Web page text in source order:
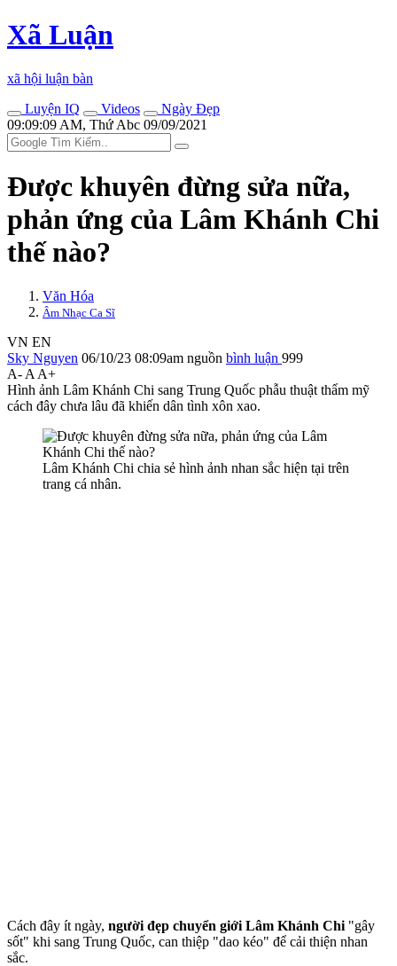
Xã Luận
xã hội luận bàn
Luyện IQ
Videos
Ngày Đẹp
09:09:09 AM, Thứ Abc 09/09/2021
Được khuyên đừng sửa nữa,
phản ứng của Lâm Khánh Chi
thế nào?
Văn Hóa
Âm Nhạc Ca Sĩ
VN EN
Sky Nguyen 06/10/23 08:09am nguồn bình luận 999
A- A A+
Hình ảnh Lâm Khánh Chi sang Trung Quốc phẫu thuật thẩm mỹ
cách đây chưa lâu đã khiến dân tình xôn xao.
Lâm Khánh Chi chia sẻ hình ảnh nhan sắc hiện tại trên
trang cá nhân.
Cách đây ít ngày, người đẹp chuyển giới Lâm Khánh Chi "gây
sốt" khi sang Trung Quốc, can thiệp "dao kéo" để cải thiện nhan
sắc.